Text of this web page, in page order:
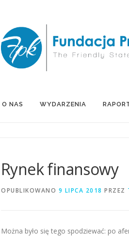
O NAS WYDARZENIA
Rynek finansowy
OPUBLIKOWANO 9 LIPCA 2018 PRZEZ
Można było się tego spodziewać: po